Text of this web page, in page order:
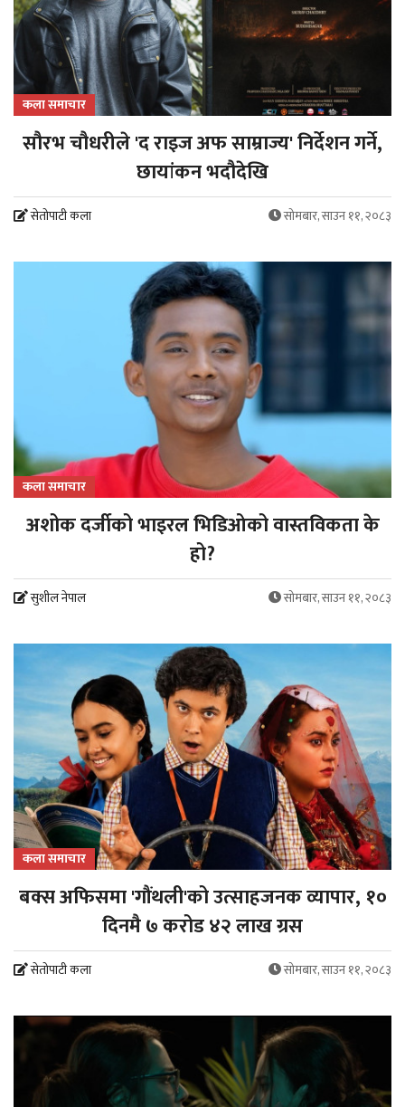
कला समाचार
सौरभ चौधरीले 'द राइज अफ साम्राज्य' निर्देशन गर्ने,
छायांकन भदौदेखि
सेतोपाटी कला सोमबार, साउन ११, २०८३
कला समाचार
अशोक दर्जीको भाइरल भिडिओको वास्तविकता के
हो?
सुशील नेपाल सोमबार, साउन ११, २०८३
कला समाचार
बक्स अफिसमा 'गौंथली'को उत्साहजनक व्यापार, १०
दिनमै ७ करोड ४२ लाख ग्रस
सेतोपाटी कला सोमबार, साउन ११, २०८३